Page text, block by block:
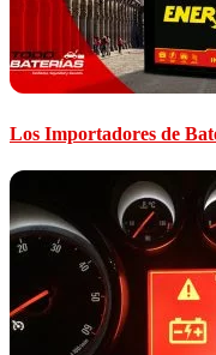
Los Importadores de